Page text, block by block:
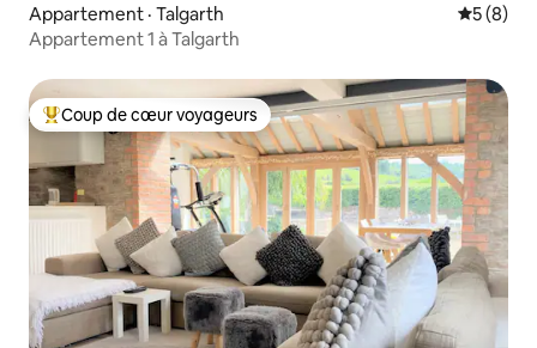
Appartement · Talgarth Note
5 (8)
Appartement 1 à Talgarth
Coup de cœur voyageurs parmi les plus aimés
Coup de cœur voyageurs